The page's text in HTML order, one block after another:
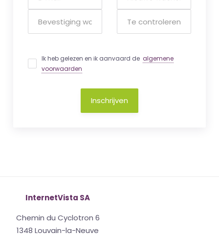
Ik heb gelezen en ik aanvaard de algemene
voorwaarden
Inschrijven
InternetVista SA
Chemin du Cyclotron 6
1348 Louvain-la-Neuve